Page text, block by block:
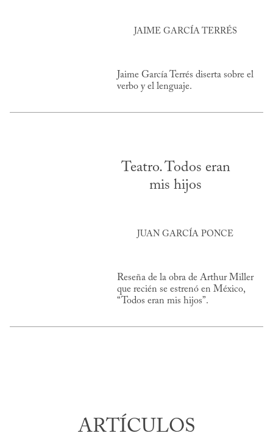
JAIME GARCÍA TERRÉS
Jaime García Terrés diserta sobre el
verbo y el lenguaje.
Teatro. Todos eran
mis hijos
JUAN GARCÍA PONCE
Reseña de la obra de Arthur Miller
que recién se estrenó en México,
“Todos eran mis hijos”.
ARTÍCULOS